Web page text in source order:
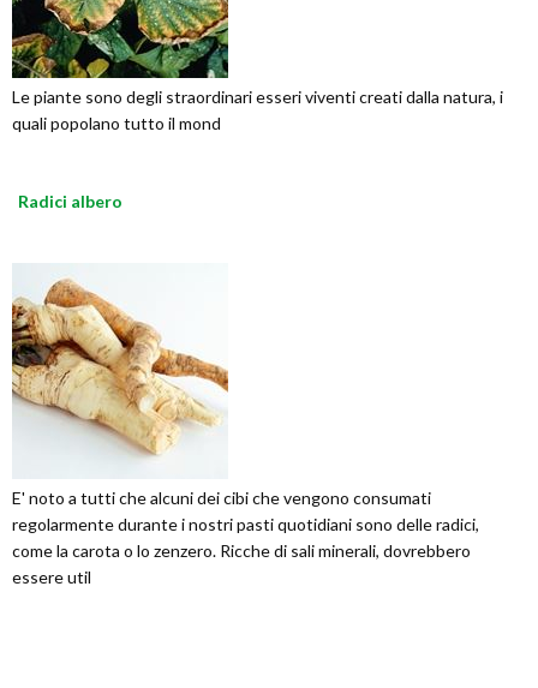
Le piante sono degli straordinari esseri viventi creati dalla natura, i
quali popolano tutto il mond
Radici albero
E' noto a tutti che alcuni dei cibi che vengono consumati
regolarmente durante i nostri pasti quotidiani sono delle radici,
come la carota o lo zenzero. Ricche di sali minerali, dovrebbero
essere util